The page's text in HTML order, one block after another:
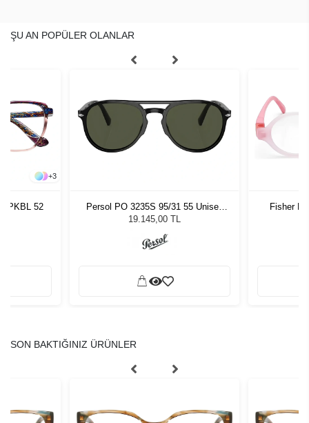
ŞU AN POPÜLER OLANLAR
+3
PKBL 52
Persol PO 3235S 95/31 55 Unisex
Güneş Gözlüğü
19.145,00 TL
Fisher
SON BAKTIĞINIZ ÜRÜNLER